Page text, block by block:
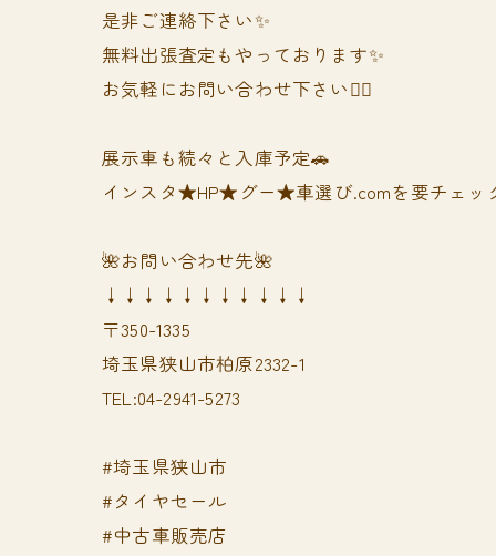
是非ご連絡下さい✨
無料出張査定もやっております✨
お気軽にお問い合わせ下さい🙆‍♀️
展示車も続々と入庫予定🚗
インスタ★HP★グー★車選び.comを要チェッ
🌺お問い合わせ先🌺
↓↓↓↓↓↓↓↓↓↓↓
〒350-1335
埼玉県狭山市柏原2332-1
TEL:04-2941-5273
#埼玉県狭山市
#タイヤセール
#中古車販売店